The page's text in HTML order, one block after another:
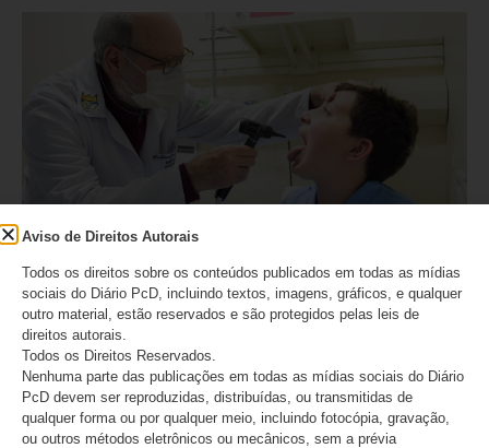
Doenças respiratórias, novas vacinas e saúde
auditiva estarão em debate no Conecta Criança 2026
05/08/2026
Deixe um comentário
Aviso de Direitos Autorais
Todos os direitos sobre os conteúdos publicados em todas as mídias
sociais do Diário PcD, incluindo textos, imagens, gráficos, e qualquer
outro material, estão reservados e são protegidos pelas leis de
direitos autorais.
Todos os Direitos Reservados.
Nenhuma parte das publicações em todas as mídias sociais do Diário
PcD devem ser reproduzidas, distribuídas, ou transmitidas de
qualquer forma ou por qualquer meio, incluindo fotocópia, gravação,
ou outros métodos eletrônicos ou mecânicos, sem a prévia